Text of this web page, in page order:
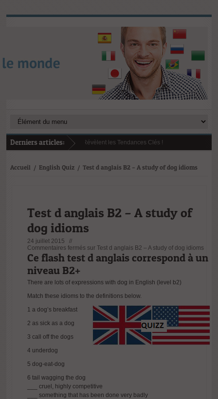
Derniers articles:
(CPF) en 2025 : Les Chiffres Révèlent les Tendances Clés !
à charge pour mobiliser votre CPF augmente
Accueil /English Quiz /Test d anglais B2 – A study of dog idioms
Test d anglais B2 – A study of
dog idioms
24 juillet 2015 //
Commentaires fermés sur Test d anglais B2 – A study of dog idioms
Ce flash test d anglais correspond à un
niveau B2+
There are lots of expressions with dog in English (level b2)
Match these idioms to the definitions below.
1 a dog’s breakfast
2 as sick as a dog
3 call off the dogs
4 underdog
5 dog-eat-dog
6 tail wagging the dog
___ cruel, highly competitive
___ something that has been done very badly